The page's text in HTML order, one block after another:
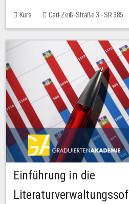
Kurs Carl-Zeiß-Straße 3 - SR 385
Einführung in die